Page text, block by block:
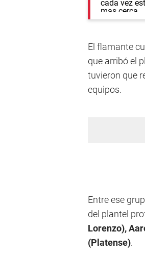
El flamante
que arribó el
tuvieron que
equipos.
Entre ese
del plantel
Lorenzo),
(Platense).